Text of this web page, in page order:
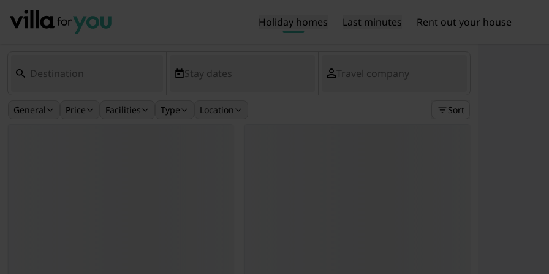
Holiday homes Last minutes Rent out your house
Stay dates Travel company
General Price Facilities Type Location Sort